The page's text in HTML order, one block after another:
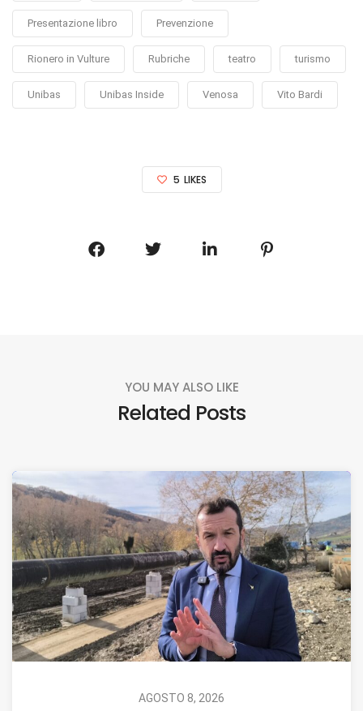
Presentazione libro Prevenzione
Rionero in Vulture Rubriche teatro turismo
Unibas Unibas Inside Venosa Vito Bardi
5 LIKES
YOU MAY ALSO LIKE
Related Posts
AGOSTO 8, 2026